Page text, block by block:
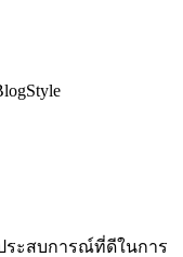
ระสบการณ์ที่ดีในการ